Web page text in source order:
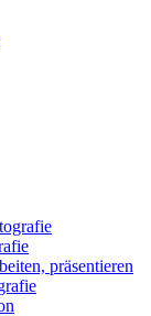
präsentieren